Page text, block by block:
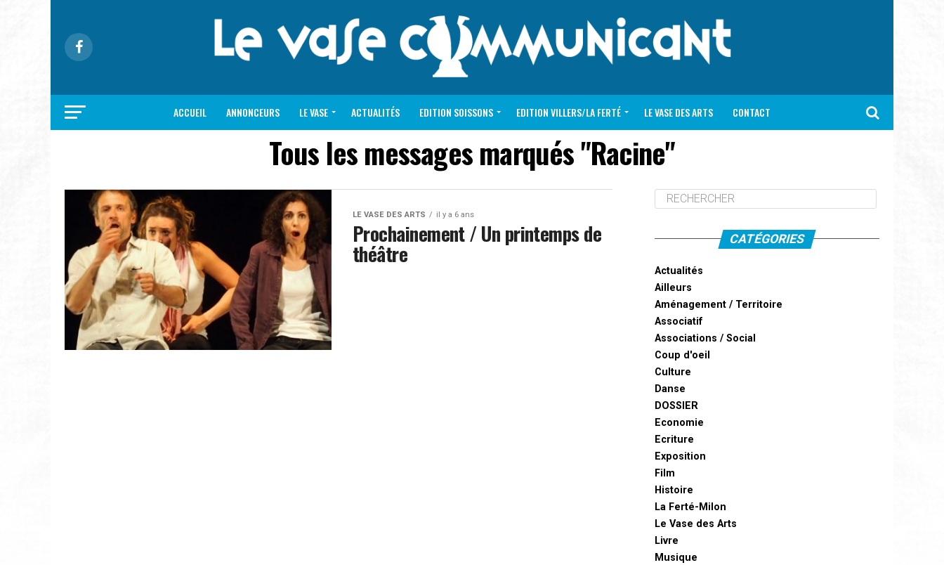
ACCUEIL ANNONCEURS LE VASE ACTUALITÉS EDITION SOISSONS EDITION VILLERS/LA FERTÉ LE VASE DES ARTS CONTACT
Tous les messages marqués "Racine"
LE VASE DES ARTS il y a 6 ans
Prochainement / Un printemps de
théâtre
CATÉGORIES
Actualités
Ailleurs
Aménagement / Territoire
Associatif
Associations / Social
Coup d'oeil
Culture
Danse
DOSSIER
Economie
Ecriture
Exposition
Film
Histoire
La Ferté-Milon
Le Vase des Arts
Livre
Musique